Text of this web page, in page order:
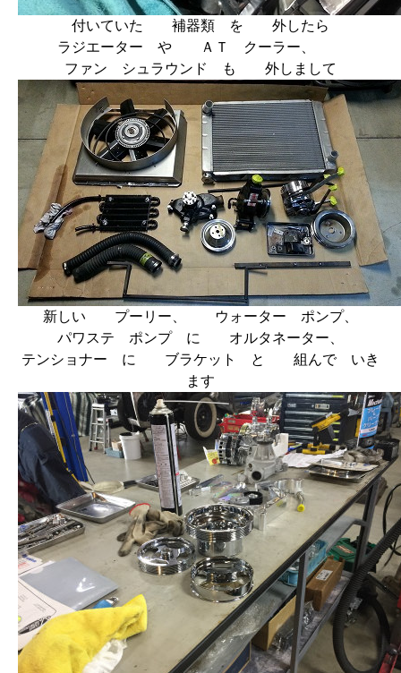
付いていた 補器類 を 外したら
ラジエーター や ＡＴ クーラー、
ファン シュラウンド も 外しまして
新しい プーリー、 ウォーター ポンプ、
パワステ ポンプ に オルタネーター、
テンショナー に ブラケット と 組んで いき
ます